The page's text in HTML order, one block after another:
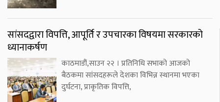
सांसदद्वारा विपत्ति, आपूर्ति र उपचारका विषयमा सरकारको
ध्यानाकर्षण
काठमाडौं,साउन २२ । प्रतिनिधि सभाको आजको
बैठकमा सांसदहरूले देशका विभिन्न स्थानमा भएका
दुर्घटना, प्राकृतिक विपत्ति,